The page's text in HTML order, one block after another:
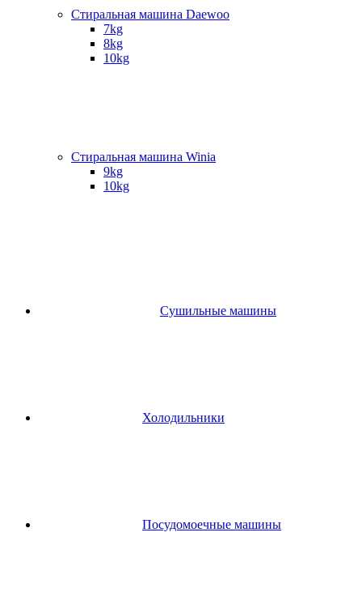
Стиральная машина Daewoo
7kg
8kg
10kg
Стиральная машина Winia
9kg
10kg
Сушильные машины
Холодильники
Посудомоечные машины